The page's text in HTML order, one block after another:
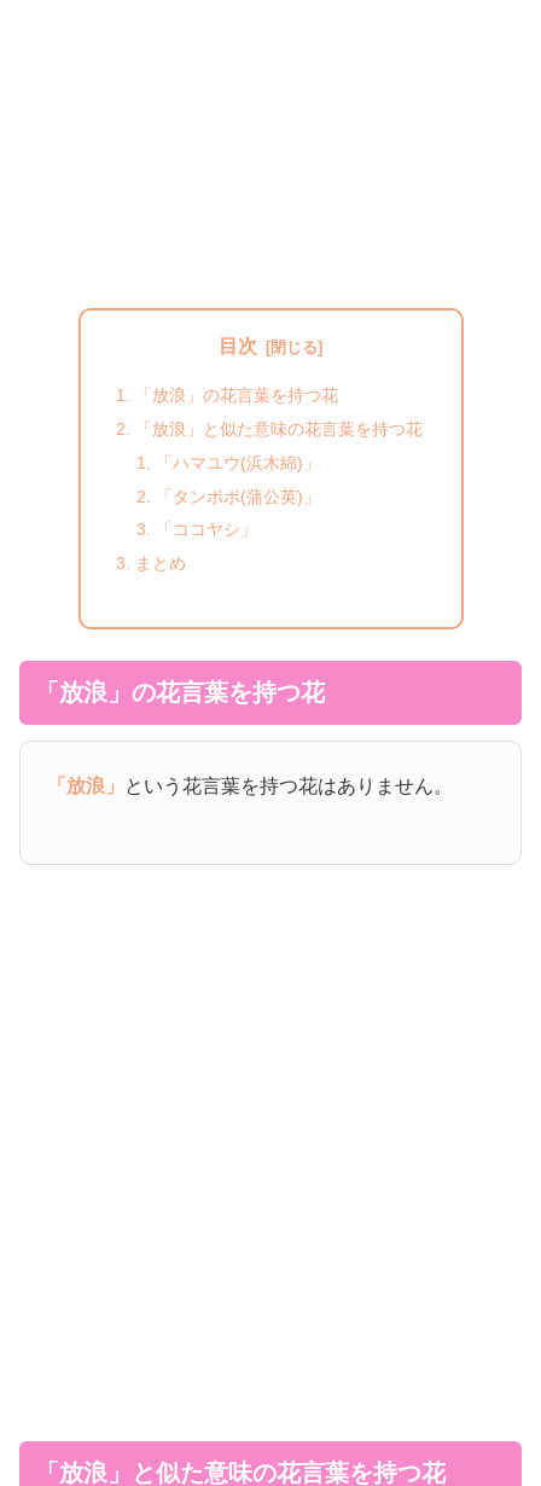
目次
「放浪」の花言葉を持つ花
「放浪」と似た意味の花言葉を持つ花
「ハマユウ(浜木綿)」
「タンポポ(蒲公英)」
「ココヤシ」
まとめ
「放浪」の花言葉を持つ花
「放浪」 という花言葉を持つ花はありません。
「放浪」と似た意味の花言葉を持つ花